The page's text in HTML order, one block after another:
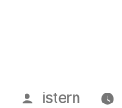
Publicado
istern